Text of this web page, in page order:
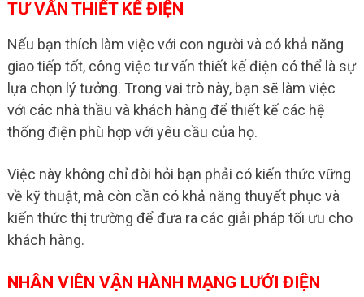
TƯ VẤN THIẾT KẾ ĐIỆN
Nếu bạn thích làm việc với con người và có khả năng
giao tiếp tốt, công việc tư vấn thiết kế điện có thể là sự
lựa chọn lý tưởng. Trong vai trò này, bạn sẽ làm việc
với các nhà thầu và khách hàng để thiết kế các hệ
thống điện phù hợp với yêu cầu của họ.
Việc này không chỉ đòi hỏi bạn phải có kiến thức vững
về kỹ thuật, mà còn cần có khả năng thuyết phục và
kiến thức thị trường để đưa ra các giải pháp tối ưu cho
khách hàng.
NHÂN VIÊN VẬN HÀNH MẠNG LƯỚI ĐIỆN